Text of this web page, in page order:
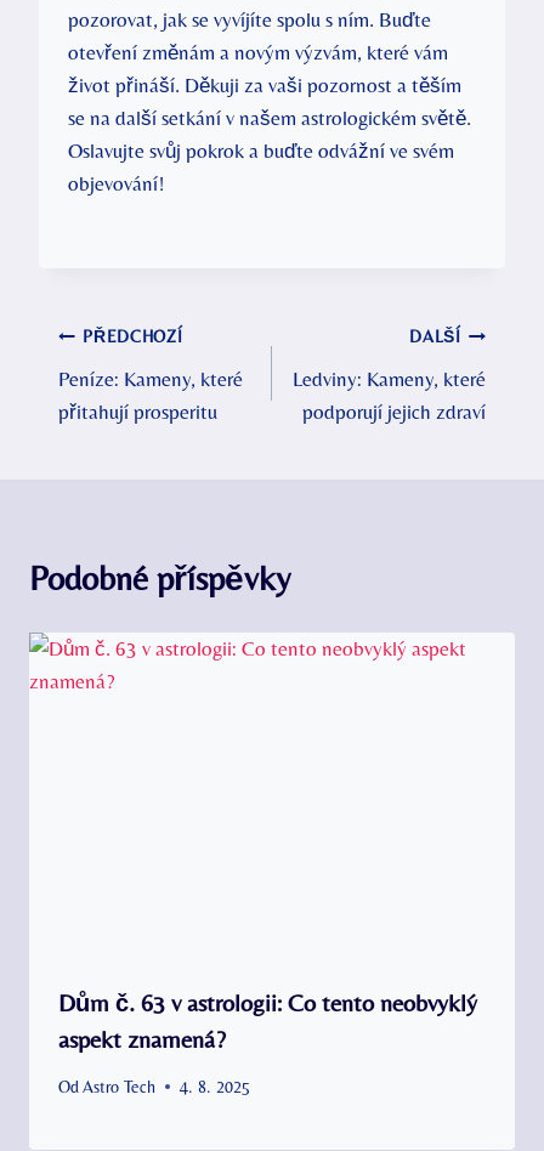
pozorovat, jak se vyvíjíte spolu s ním. Buďte
otevření změnám a novým výzvám, které vám
život přináší. Děkuji za vaši pozornost a těším
se na další setkání v našem astrologickém světě.
Oslavujte svůj pokrok a buďte odvážní ve svém
objevování!
Navigace
pro
PŘEDCHOZÍ
Peníze: Kameny, které
přitahují prosperitu
DALŠÍ
Ledviny: Kameny, které
podporují jejich zdraví
Podobné příspěvky
Dům č. 63 v astrologii: Co tento neobvyklý
aspekt znamená?
Od Astro Tech 4. 8. 2025